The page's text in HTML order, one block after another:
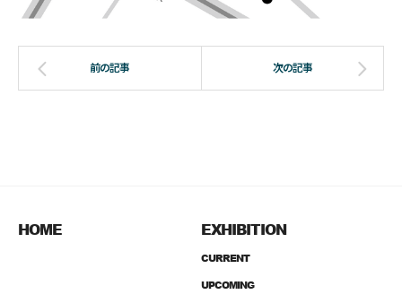
HOME EXHIBITION
CURRENT
UPCOMING